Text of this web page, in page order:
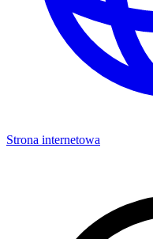
Strona internetowa